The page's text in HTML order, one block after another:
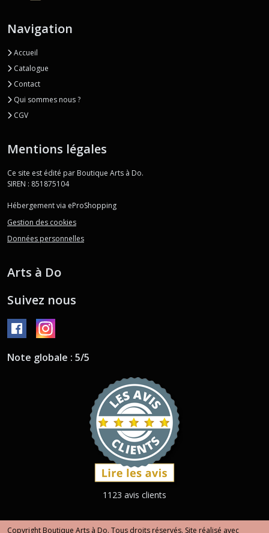
Navigation
Accueil
Catalogue
Contact
Qui sommes nous ?
CGV
Mentions légales
Ce site est édité par Boutique Arts à Do.
SIREN : 851875104
Hébergement via eProShopping
Gestion des cookies
Données personnelles
Arts à Do
Suivez nous
Note globale : 5/5
1123 avis clients
Copyright Boutique Arts à Do. Tous droits réservés. Site réalisé avec